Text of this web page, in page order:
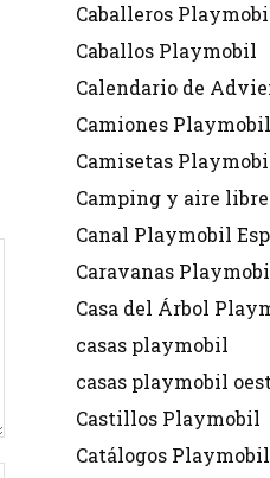
Caballeros
Caballos Playmobil
Calendario de
Camiones Playmobil
Camisetas
Camping y aire libre
Canal Playmobil
Caravanas
Casa del Árbol
casas playmobil
casas playmobil
Castillos Playmobil
Catálogos Playmobil